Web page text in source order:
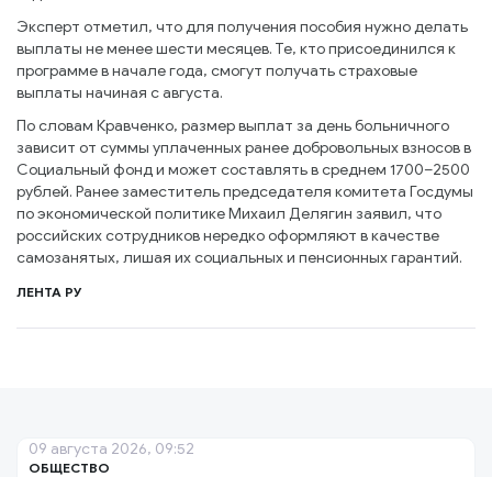
Эксперт отметил, что для получения пособия нужно делать
выплаты не менее шести месяцев. Те, кто присоединился к
программе в начале года, смогут получать страховые
выплаты начиная с августа.
По словам Кравченко, размер выплат за день больничного
зависит от суммы уплаченных ранее добровольных взносов в
Социальный фонд и может составлять в среднем 1700–2500
рублей. Ранее заместитель председателя комитета Госдумы
по экономической политике Михаил Делягин заявил, что
российских сотрудников нередко оформляют в качестве
самозанятых, лишая их социальных и пенсионных гарантий.
ЛЕНТА РУ
ОБЩЕСТВО
09 августа 2026, 09:52